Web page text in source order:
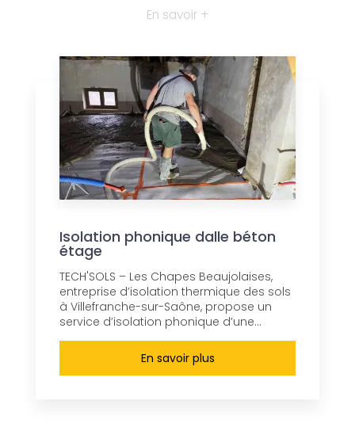
En savoir +
Isolation phonique dalle béton
étage
TECH'SOLS – Les Chapes Beaujolaises,
entreprise d’isolation thermique des sols
à Villefranche-sur-Saône, propose un
service d’isolation phonique d’une...
En savoir plus